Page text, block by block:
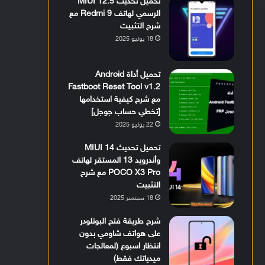
الرسمي لهاتف Redmi 9 مع
شرح التثبيت
18 يوليو 2025
تحميل أداة Android
Fastboot Reset Tool v1.2
مع شرح كيفية استخدامها
[تخطي حساب جوجل]
22 يوليو 2025
تحميل تحديث MIUI 14
وأندرويد 13 المستقر لهاتف
POCO X3 Pro مع شرح
التثبيت
18 سبتمبر 2025
شرح طريقة فتح البوتلودر
على هواتف شاومي بدون
انتظار اسبوع (لمعالجات
ميدياتك فقط)